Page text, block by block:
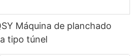
Máquina de planchado
tipo túnel